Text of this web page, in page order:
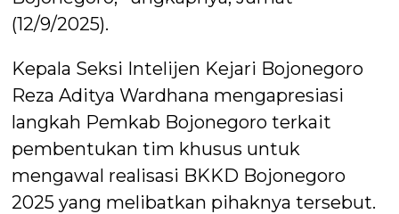
(12/9/2025).
Kepala Seksi Intelijen Kejari Bojonegoro
Reza Aditya Wardhana mengapresiasi
langkah Pemkab Bojonegoro terkait
pembentukan tim khusus untuk
mengawal realisasi BKKD Bojonegoro
2025 yang melibatkan pihaknya tersebut.